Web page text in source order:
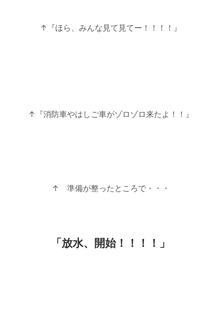
↑『ほら、みんな見て見てー！！！！』
↑『消防車やはしご車がゾロゾロ来たよ！！』
↑ 準備が整ったところで・・・
「放水、開始！！！！」